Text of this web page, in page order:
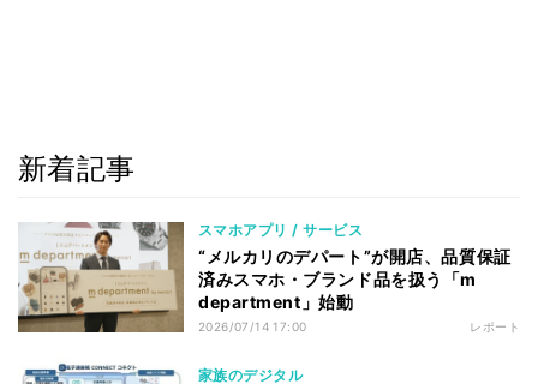
新着記事
スマホアプリ / サービス
“メルカリのデパート”が開店、品質保証
済みスマホ・ブランド品を扱う「m
department」始動
2026/07/14 17:00 レポート
家族のデジタル